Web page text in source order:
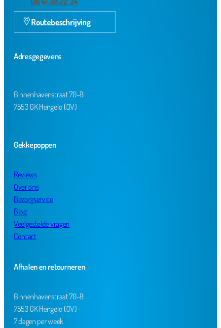
Routebeschrijving
Adresgegevens
Binnenhavenstraat 70-B
7553 GK Hengelo (OV)
Gekkepoppen
Reviews
Over ons
Bezorgservice
Blog
Veelgestelde vragen
Contact
Afhalen en retourneren
Binnenhavenstraat 70-B
7553 GK Hengelo (OV)
7 dagen per week